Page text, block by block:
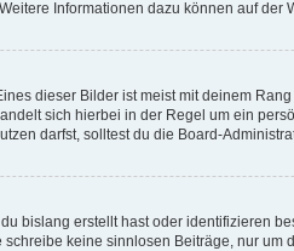
Informationen dazu können auf
dieser Bilder ist meist mit deinem
sich hierbei in der Regel um ein
darfst, solltest du die Board-
bislang erstellt hast oder identifizieren
keine sinnlosen Beiträge, nur